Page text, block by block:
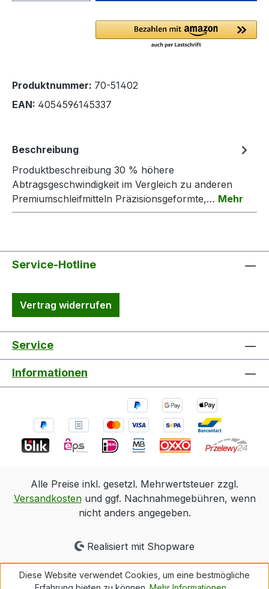
Produktnummer: 70-51402
EAN: 4054596145337
Beschreibung
Produktbeschreibung 30 % höhere
Abtragsgeschwindigkeit im Vergleich zu anderen
Premiumschleifmitteln Präzisionsgeformte,… Mehr
Service-Hotline
Vertrag widerrufen
Service
Informationen
Alle Preise inkl. gesetzl. Mehrwertsteuer zzgl.
Versandkostenund ggf. Nachnahmegebühren, wenn
nicht anders angegeben.
Realisiert mit Shopware
Diese Website verwendet Cookies, um eine bestmögliche